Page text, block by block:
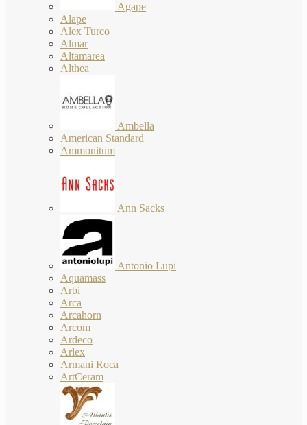
Agape
Alape
Alex Turco
Almar
Altamarea
Althea
Ambella
American Standard
Ammonitum
Ann Sacks
Antonio Lupi
Aquamass
Arbi
Arca
Arcahorn
Arcom
Ardeco
Arlex
Armani Roca
ArtCeram